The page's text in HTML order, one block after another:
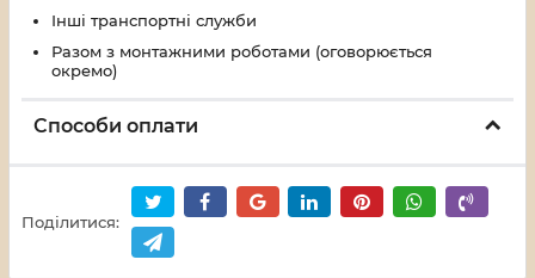
Інші транспортні служби
Разом з монтажними роботами (оговорюється
окремо)
Способи оплати
Поділитися: